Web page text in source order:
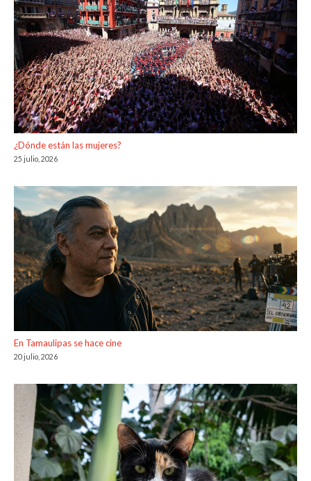
¿Dónde están las mujeres?
25 julio, 2026
En Tamaulipas se hace cine
20 julio, 2026